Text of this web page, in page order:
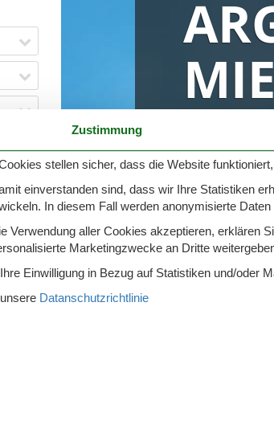
Gute Angelmöglichkeiten
Eingezäunter Bereich
Ladestation für Elektroauto
0
Zustimmung
stellen sicher, dass die Website
einverstanden sind, dass wir Ihre Statistiken
In diesem Fall werden anonymisierte
Verwendung aller Cookies akzeptieren, erklären
Marketingzwecke an Dritte
Einwilligung in Bezug auf Statistiken und/oder
Datanschutzrichtlinie